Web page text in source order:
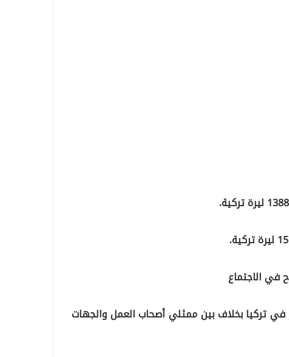
في الاجتماع
في تركيا بخلاف بين ممثلي أصحاب العمل والجهات